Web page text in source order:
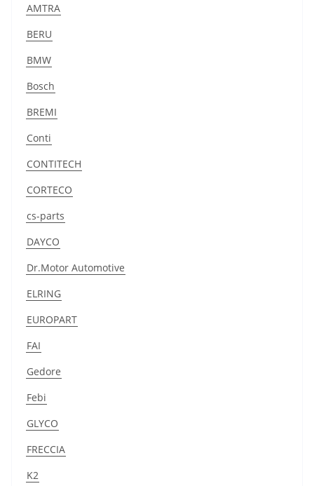
AMTRA
BERU
BMW
Bosch
BREMI
Conti
CONTITECH
CORTECO
cs-parts
DAYCO
Dr.Motor Automotive
ELRING
EUROPART
FAI
Gedore
Febi
GLYCO
FRECCIA
K2